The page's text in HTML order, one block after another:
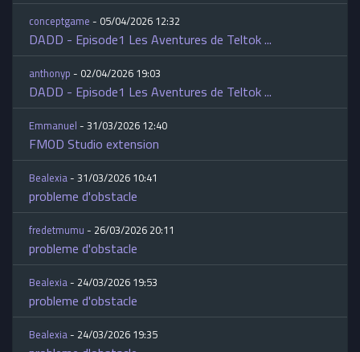
conceptgame- 05/04/2026 12:32
DADD - Episode1 Les Aventures de Teltok ...
anthonyp- 02/04/2026 19:03
DADD - Episode1 Les Aventures de Teltok ...
Emmanuel- 31/03/2026 12:40
FMOD Studio extension
Bealexia- 31/03/2026 10:41
probleme d'obstacle
fredetmumu- 26/03/2026 20:11
probleme d'obstacle
Bealexia- 24/03/2026 19:53
probleme d'obstacle
Bealexia- 24/03/2026 19:35